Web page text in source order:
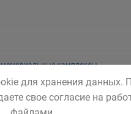
комплексы
для хранения данных.
свое согласие на